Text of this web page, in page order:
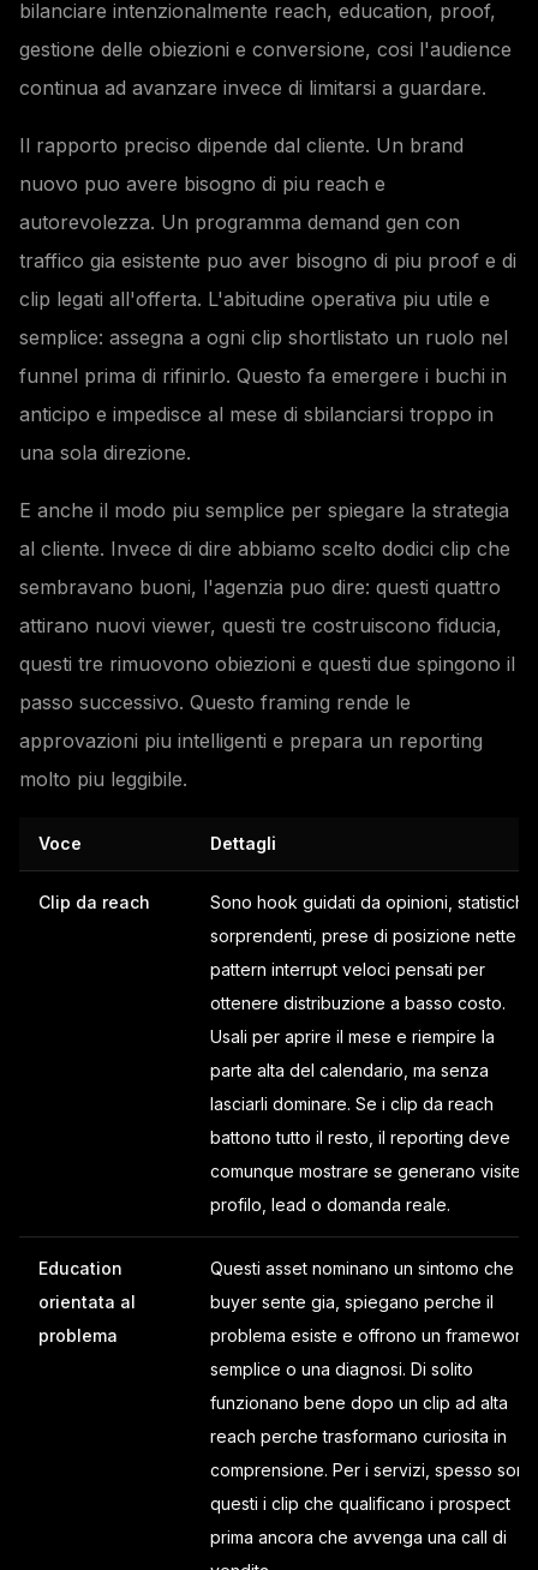
bilanciare intenzionalmente reach, education, proof,
gestione delle obiezioni e conversione, cosi l'audience
continua ad avanzare invece di limitarsi a guardare.
Il rapporto preciso dipende dal cliente. Un brand
nuovo puo avere bisogno di piu reach e
autorevolezza. Un programma demand gen con
traffico gia esistente puo aver bisogno di piu proof e di
clip legati all'offerta. L'abitudine operativa piu utile e
semplice: assegna a ogni clip shortlistato un ruolo nel
funnel prima di rifinirlo. Questo fa emergere i buchi in
anticipo e impedisce al mese di sbilanciarsi troppo in
una sola direzione.
E anche il modo piu semplice per spiegare la strategia
al cliente. Invece di dire abbiamo scelto dodici clip che
sembravano buoni, l'agenzia puo dire: questi quattro
attirano nuovi viewer, questi tre costruiscono fiducia,
questi tre rimuovono obiezioni e questi due spingono il
passo successivo. Questo framing rende le
approvazioni piu intelligenti e prepara un reporting
molto piu leggibile.
Voce Dettagli
Clip da reach
Sono hook guidati da opinioni, statistiche
sorprendenti, prese di posizione nette o
pattern interrupt veloci pensati per
ottenere distribuzione a basso costo.
Usali per aprire il mese e riempire la
parte alta del calendario, ma senza
lasciarli dominare. Se i clip da reach
battono tutto il resto, il reporting deve
comunque mostrare se generano visite
profilo, lead o domanda reale.
Education
orientata al
problema
Questi asset nominano un sintomo che il
buyer sente gia, spiegano perche il
problema esiste e offrono un framework
semplice o una diagnosi. Di solito
funzionano bene dopo un clip ad alta
reach perche trasformano curiosita in
comprensione. Per i servizi, spesso sono
questi i clip che qualificano i prospect
prima ancora che avvenga una call di